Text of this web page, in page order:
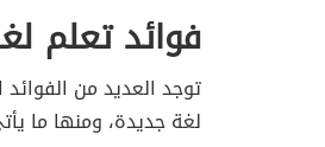
فوائد تعلم
توجد العديد من
لغة جديدة، ومنها ما